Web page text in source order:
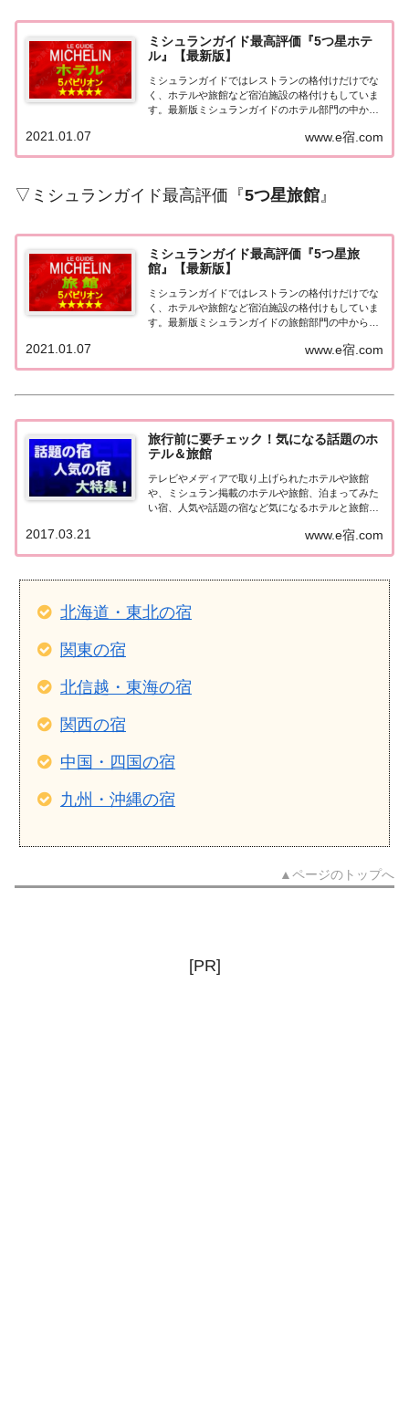
ミシュランガイド最高評価『5つ星ホテ
ル』【最新版】
ミシュランガイドではレストランの格付けだけでな
く、ホテルや旅館など宿泊施設の格付けもしていま
す。最新版ミシュランガイドのホテル部門の中から
をまとめてみました♪ いずれのホテルも人気ランキ
ングなどで常に上位を賑わす有名ホテル。各ホテル
www.e宿.com
2021.01.07
▽ミシュランガイド最高評価『5つ星旅館』
ミシュランガイド最高評価『5つ星旅
館』【最新版】
ミシュランガイドではレストランの格付けだけでな
く、ホテルや旅館など宿泊施設の格付けもしていま
す。最新版ミシュランガイドの旅館部門の中から最
とめてみました♪ いずれも人気ランキングなどで常
に上位を賑わす有名旅館。各旅館の情報と口コミ評
www.e宿.com
2021.01.07
旅行前に要チェック！気になる話題のホ
テル＆旅館
テレビやメディアで取り上げられたホテルや旅館
や、ミシュラン掲載のホテルや旅館、泊まってみた
い宿、人気や話題の宿など気になるホテルと旅館の
みてください♪気になる話題のホテル＆旅館北海
www.e宿.com
2017.03.21
北海道・東北の宿
関東の宿
北信越・東海の宿
関西の宿
中国・四国の宿
九州・沖縄の宿
▲ページのトップへ
[PR]